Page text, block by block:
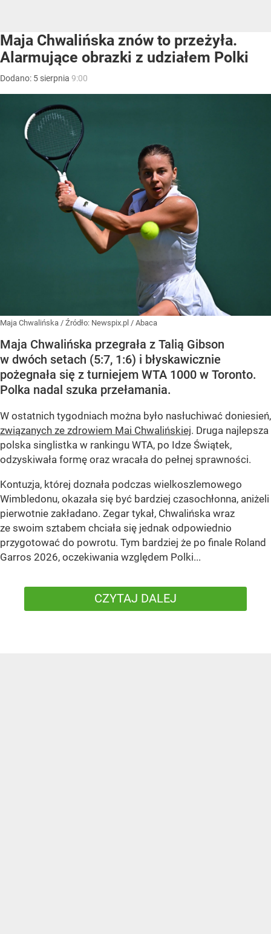
Maja Chwalińska znów to przeżyła.
Alarmujące obrazki z udziałem Polki
Dodano: 5 sierpnia 9:00
Maja Chwalińska / Źródło: Newspix.pl / Abaca
Maja Chwalińska przegrała z Talią Gibson
w dwóch setach (5:7, 1:6) i błyskawicznie
pożegnała się z turniejem WTA 1000 w Toronto.
Polka nadal szuka przełamania.
W ostatnich tygodniach można było nasłuchiwać doniesień,
związanych ze zdrowiem Mai Chwalińskiej. Druga najlepsza
polska singlistka w rankingu WTA, po Idze Świątek,
odzyskiwała formę oraz wracała do pełnej sprawności.
Kontuzja, której doznała podczas wielkoszlemowego
Wimbledonu, okazała się być bardziej czasochłonna, aniżeli
pierwotnie zakładano. Zegar tykał, Chwalińska wraz
ze swoim sztabem chciała się jednak odpowiednio
przygotować do powrotu. Tym bardziej że po finale Roland
Garros 2026, oczekiwania względem Polki...
CZYTAJ DALEJ